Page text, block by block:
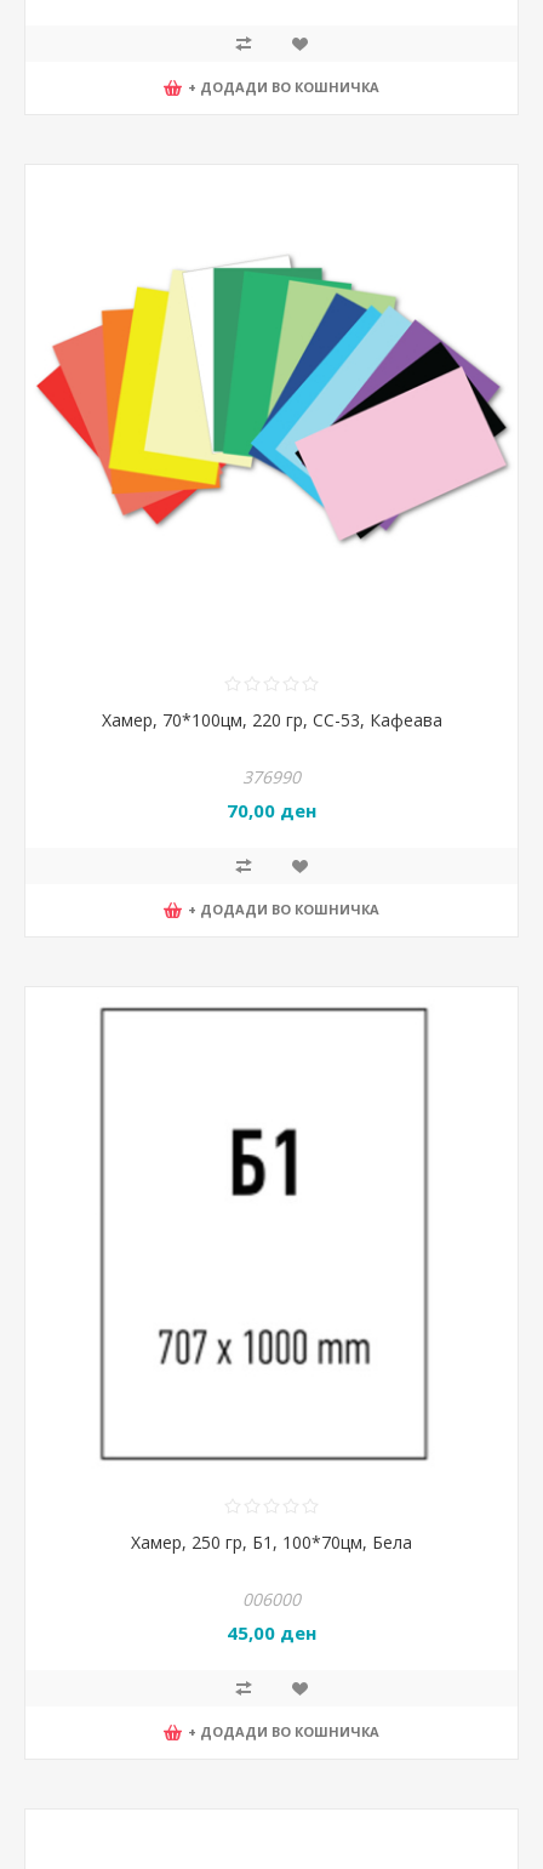
+ ДОДАДИ ВО КОШНИЧКА
Хамер, 70*100цм, 220 гр, CC-53, Кафеава
376990
70,00 ден
+ ДОДАДИ ВО КОШНИЧКА
Хамер, 250 гр, Б1, 100*70цм, Бела
006000
45,00 ден
+ ДОДАДИ ВО КОШНИЧКА